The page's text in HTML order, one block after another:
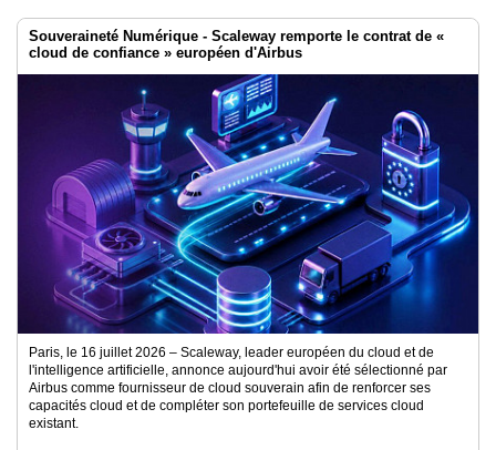
Souveraineté Numérique - Scaleway remporte le contrat de «
cloud de confiance » européen d'Airbus
Paris, le 16 juillet 2026 – Scaleway, leader européen du cloud et de
l'intelligence artificielle, annonce aujourd'hui avoir été sélectionné par
Airbus comme fournisseur de cloud souverain afin de renforcer ses
capacités cloud et de compléter son portefeuille de services cloud
existant.